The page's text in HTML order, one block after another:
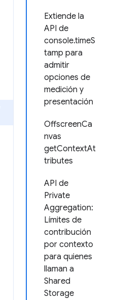
Extiende la
API de
console.timeS
tamp para
admitir
opciones de
medición y
presentación
OffscreenCa
nvas
getContextAt
tributes
API de
Private
Aggregation:
Límites de
contribución
por contexto
para quienes
llaman a
Shared
Storage